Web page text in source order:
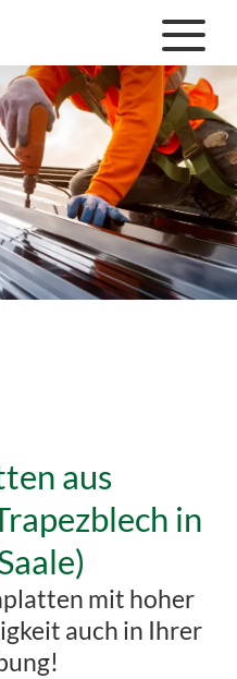
aus
in
mit hoher
auch in Ihrer